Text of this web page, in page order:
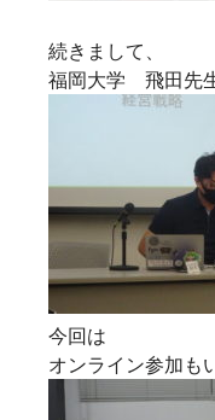
続きまして、
福岡大学 飛田先
今回は
オンライン参加も